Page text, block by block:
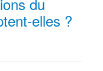
elles ?